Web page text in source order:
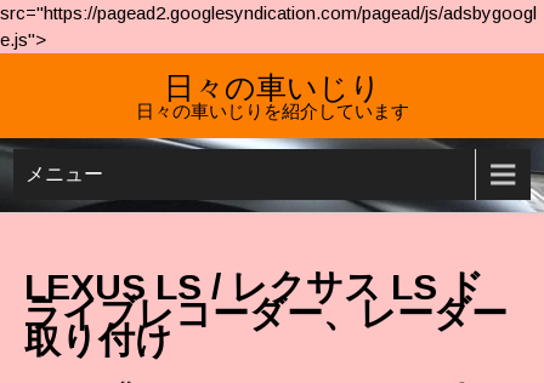
src="https://pagead2.googlesyndication.com/pagead/js/adsbygoogl
e.js">
日々の車いじり
日々の車いじりを紹介しています
メニュー
LEXUS LS / レクサス LS ド
ライブレコーダー、レーダー
取り付け